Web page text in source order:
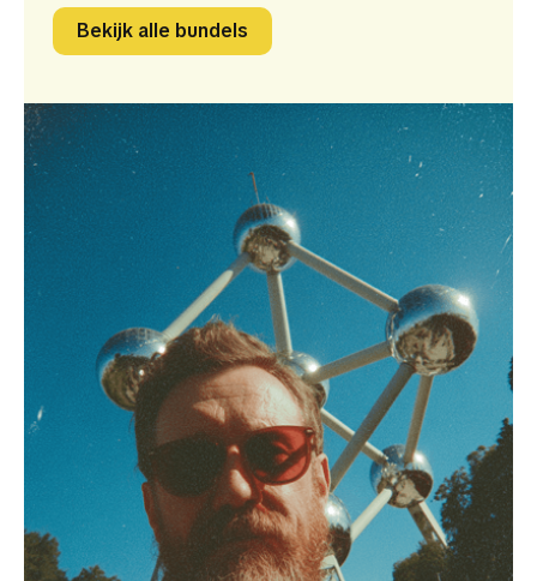
Bekijk alle bundels